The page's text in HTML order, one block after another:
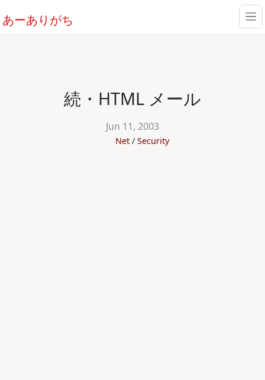
あーありがち
続・HTML メール
Jun 11, 2003
Net Security